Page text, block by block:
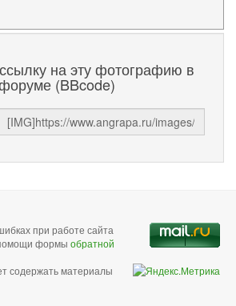
на эту фотографию в
(BBcode)
при работе сайта
формы обратной
содержать материалы